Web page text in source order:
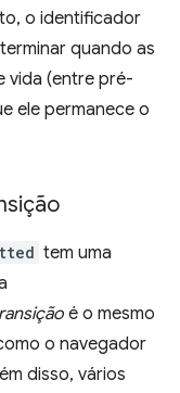
o identificador
quando as
vida (entre pré-
ele permanece o
tem uma
é o mesmo
o navegador
disso, vários